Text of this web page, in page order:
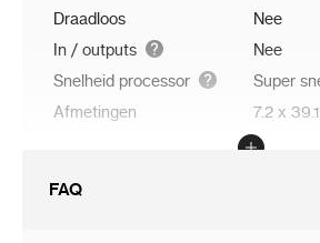
Draadloos
Nee
In / outputs
Nee
Snelheid processor
Super
Afmetingen
7.2 x
FAQ